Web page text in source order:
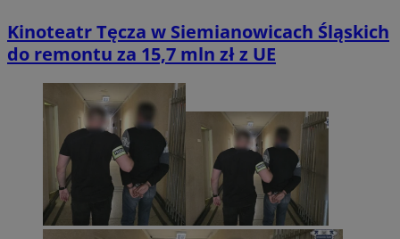
Kinoteatr Tęcza w Siemianowicach Śląskich
do remontu za 15,7 mln zł z UE